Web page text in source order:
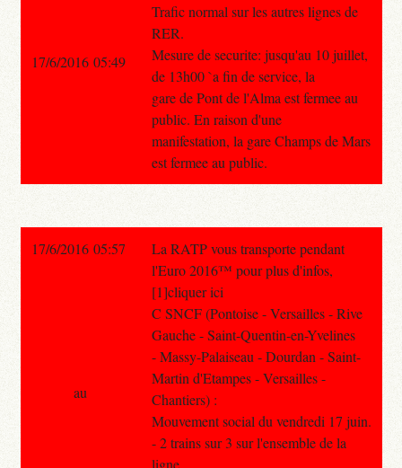
Trafic normal sur les autres lignes de
RER.
Mesure de securite: jusqu'au 10 juillet,
de 13h00 `a fin de service, la
gare de Pont de l'Alma est fermee au
public. En raison d'une
manifestation, la gare Champs de Mars
est fermee au public.
17/6/2016 05:49
17/6/2016 05:57
La RATP vous transporte pendant
l'Euro 2016™ pour plus d'infos,
[1]cliquer ici
C SNCF (Pontoise - Versailles - Rive
Gauche - Saint-Quentin-en-Yvelines
- Massy-Palaiseau - Dourdan - Saint-
Martin d'Etampes - Versailles -
Chantiers) :
Mouvement social du vendredi 17 juin.
- 2 trains sur 3 sur l'ensemble de la
ligne.
au